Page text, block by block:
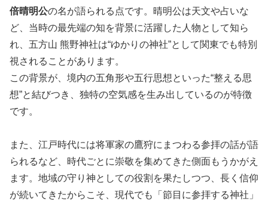
倍晴明公の名が語られる点です。晴明公は天文や占いな
ど、当時の最先端の知を背景に活躍した人物として知ら
れ、五方山 熊野神社は“ゆかりの神社”として関東でも特別
視されることがあります。
この背景が、境内の五角形や五行思想といった“整える思
想”と結びつき、独特の空気感を生み出しているのが特徴
です。
また、江戸時代には将軍家の鷹狩にまつわる参拝の話が語
られるなど、時代ごとに崇敬を集めてきた側面もうかがえ
ます。地域の守り神としての役割を果たしつつ、長く信仰
が続いてきたからこそ、現代でも「節目に参拝する神社」